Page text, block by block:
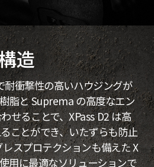
造
耐衝撃性の高いハウジングが
脂と Suprema の高度なエン
せることで、XPass D2 は高
ことができ、いたずらも防止
スプロテクションも備えた X
用に最適なソリューションで